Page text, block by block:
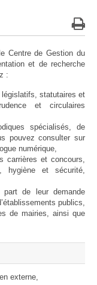
▼
▼
Centre de Gestion du
et de recherche
:
statutaires et
et circulaires
spécialisés, de
pouvez consulter sur
numérique,
carrières et concours,
hygiène et sécurité,
de leur demande
publics,
de mairies, ainsi que
externe,